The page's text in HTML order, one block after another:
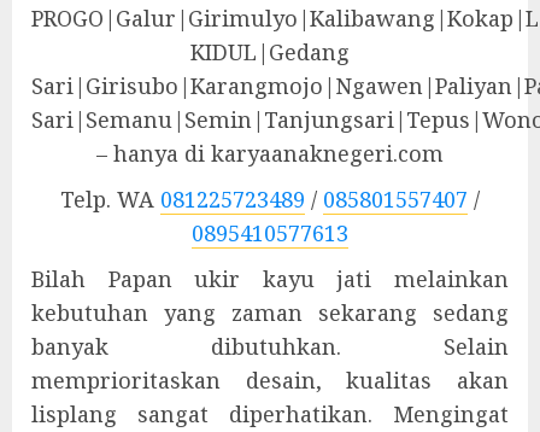
KIDUL|Gedang
– hanya di karyaanaknegeri.com
Telp. WA 081225723489 / 085801557407 /
0895410577613
Bilah Papan ukir kayu jati melainkan
kebutuhan yang zaman sekarang sedang
banyak dibutuhkan. Selain
memprioritaskan desain, kualitas akan
lisplang sangat diperhatikan. Mengingat